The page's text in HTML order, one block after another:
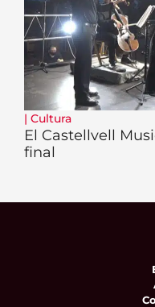
| Cultura
El Castellvell
final